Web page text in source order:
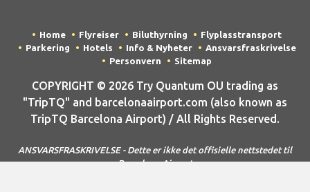
Home Flyreiser Biluthyrning
Flyplasstransport
Parkering
Hotels Info & Nyheter
Ansvarsfraskrivelse
Personvern
Sitemap
COPYRIGHT © 2026 Try Quantum OU trading as
"TripTQ" and barcelonaairport.com (also known as
TripTQ Barcelona Airport) / All Rights Reserved.
ANSVARSFRASKRIVELSE - Dette er ikke det offisielle nettstedet til
Barcelona Airport